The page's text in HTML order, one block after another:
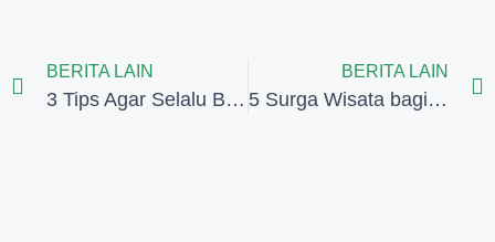
BERITA LAIN
3 Tips Agar Selalu Bersama dan Nyaman di Masjidil Haram
BERITA LAIN
5 Surga Wisata bagi Travelers di Negeri Pelangi Afrika Selatan